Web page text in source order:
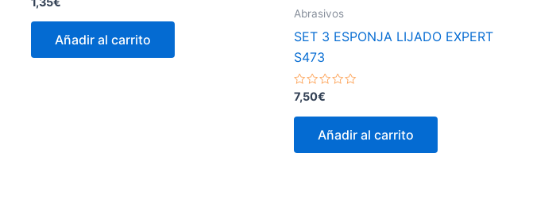
con
0
Añadir al carrito
Abrasivos
SET 3 ESPONJA LIJADO EXPERT
S473
Valorado
con
0
7,50€
Añadir al carrito